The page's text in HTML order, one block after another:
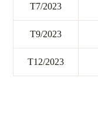
T7/2023
T9/2023
T12/2023